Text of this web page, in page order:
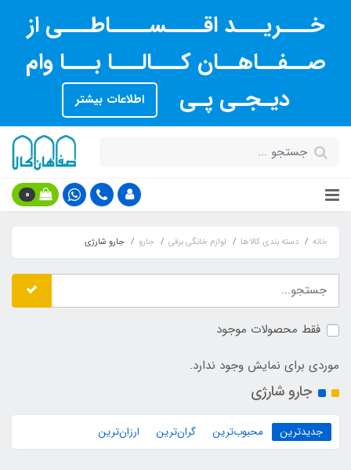
خـــریـــد اقــــســــاطـــی از
صــفــاهــان کـــالـــا بـــا وام
دیـجـی پـی
اطلاعات بیشتر
0
خانه دسته بندی کالاها لوازم خانگی برقی جارو جارو شارژی
فقط محصولات موجود
موردی برای نمایش وجود ندارد.
جارو شارژی
جدیدترین محبوب‌ترین گران‌ترین ارزان‌ترین